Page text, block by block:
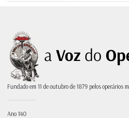
Fundado em 11 de outubro de 1879 pelos operários
Ano 140